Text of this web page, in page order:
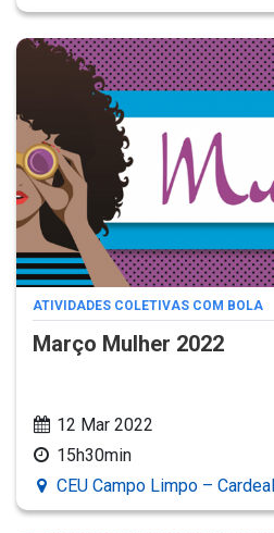
ATIVIDADES COLETIVAS COM BOLA
Março Mulher 2022
12 Mar 2022
15h30min
CEU Campo Limpo –